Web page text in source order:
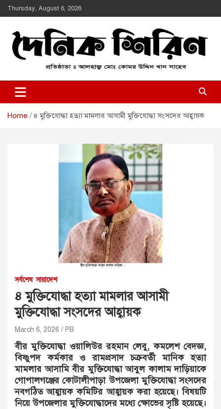
Skip
to
Thursday, August 6, 2026
Daily Shirin
Home ৪ মুক্তিযোদ্ধা হত্যা মামলার আসামী মুক্তিযোদ্ধা সংসদের আহ্বায়ক
সর্বশেষ সারাদেশ
৪ মুক্তিযোদ্ধা হত্যা মামলার আসামী
মুক্তিযোদ্ধা সংসদের আহ্বায়ক
March 6, 2026 PB
বীর মুক্তিযোদ্ধা ওয়ালিউর রহমান লেবু, কমলেশ বেদজ্ঞ,
বিষ্ণুপদ কর্মকার ও রামপ্রসাদ চক্রবর্তী মানিক হত্যা
মামলার আসামি বীর মুক্তিযোদ্ধা আবুল কালাম দাড়িয়াকে
গোপালগঞ্জের কোটালীপাড়া উপজেলা মুক্তিযোদ্ধা সংসদের
নবগঠিত আহ্বায়ক কমিটির আহ্বায়ক করা হয়েছে। বিষয়টি
নিয়ে উপজেলার মুক্তিযোদ্ধাদের মধ্যে ক্ষোভের সৃষ্টি হয়েছে।